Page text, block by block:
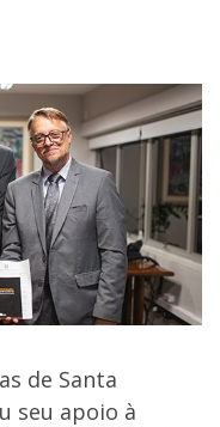
de Santa
seu apoio à